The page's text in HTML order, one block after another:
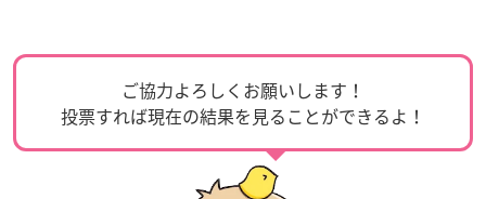
ご協力よろしくお願いします！
投票すれば現在の結果を見ることができるよ！